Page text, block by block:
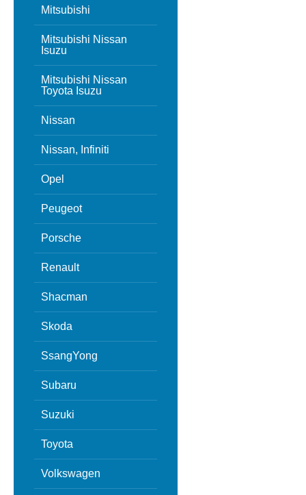
Mitsubishi
Mitsubishi Nissan
Isuzu
Mitsubishi Nissan
Toyota Isuzu
Nissan
Nissan, Infiniti
Opel
Peugeot
Porsche
Renault
Shacman
Skoda
SsangYong
Subaru
Suzuki
Toyota
Volkswagen